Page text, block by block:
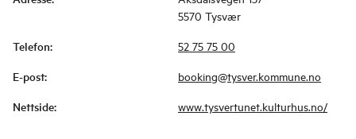
5570 Tysvær
Telefon: 52 75 75 00
E-post: booking@tysver.kommune.no
Nettside: www.tysvertunet.kulturhus.no/